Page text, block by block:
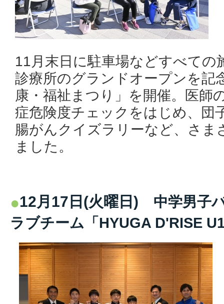
11月末日に駐車場などすべての
診療所のグランドオープンを記
康・福祉まつり」を開催。医師
症危険度チェックをはじめ、団
腸がんクイズラリーなど、さま
ました。
12月17日(火曜日) 中学男子
ラブチーム「HYUGA D'RISE